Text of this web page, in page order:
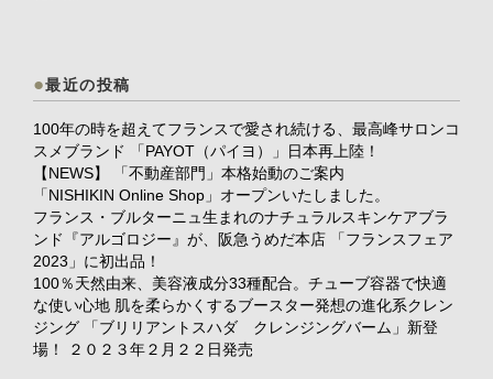
最近の投稿
100年の時を超えてフランスで愛され続ける、最高峰サロンコ
スメブランド 「PAYOT（パイヨ）」日本再上陸！
【NEWS】 「不動産部門」本格始動のご案内
「NISHIKIN Online Shop」オープンいたしました。
フランス・ブルターニュ生まれのナチュラルスキンケアブラ
ンド『アルゴロジー』が、阪急うめだ本店 「フランスフェア
2023」に初出品！
100％天然由来、美容液成分33種配合。チューブ容器で快適
な使い心地 肌を柔らかくするブースター発想の進化系クレン
ジング 「ブリリアントスハダ クレンジングバーム」新登
場！ ２０２３年２月２２日発売